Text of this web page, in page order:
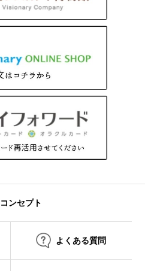
コンセプト
よくある質問